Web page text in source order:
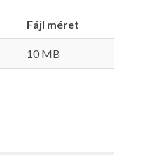
Fájl méret
10 MB